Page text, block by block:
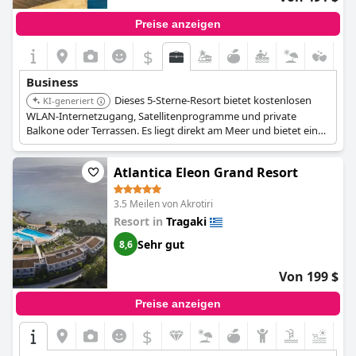
Preise anzeigen
$
Business
KI-generiert
Dieses 5-Sterne-Resort bietet kostenlosen
WLAN-Internetzugang, Satellitenprogramme und private
Balkone oder Terrassen. Es liegt direkt am Meer und bietet eine
ruhige Umgebung, die Geschäftsreisenden entgegenkommt.
Atlantica Eleon Grand Resort
3.5 Meilen von Akrotiri
Resort in Tragaki
8,6 Sehr gut
Von 199 $
Preise anzeigen
$